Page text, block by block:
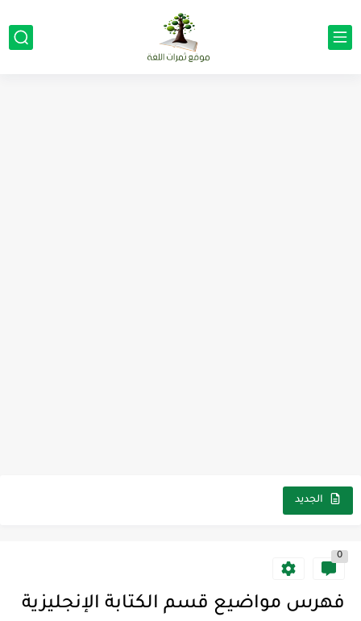
الجديد
0
فهرس مواضيع قسم الكتابة الإنجليزية